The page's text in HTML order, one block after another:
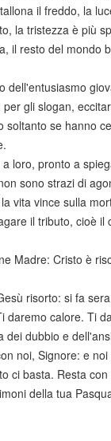
il freddo, la
la tristezza è più
il resto del mondo
dell'entusiasmo
gli slogan,
soltanto se hanno
loro, pronto a
sono strazi di
vita vince sulla
il tributo, cioè il
Madre: Cristo è
risorto: si fa
daremo calore. Ti
dei dubbio e
noi, Signore: e
ci basta. Resta
della tua